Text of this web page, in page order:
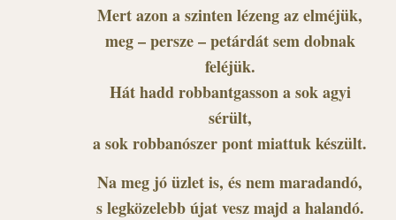
Mert azon a szinten lézeng az elméjük,
meg – persze – petárdát sem dobnak
feléjük.
Hát hadd robbantgasson a sok agyi
sérült,
a sok robbanószer pont miattuk készült.
Na meg jó üzlet is, és nem maradandó,
s legközelebb újat vesz majd a halandó.